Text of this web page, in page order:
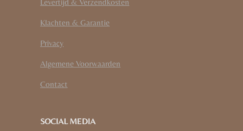
Klachten & Garantie
Privacy
Algemene Voorwaarden
Contact
SOCIAL MEDIA